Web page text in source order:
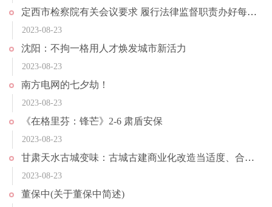
定西市检察院有关会议要求 履行法律监督职责办好每一个案件
2023-08-23
沈阳：不拘一格用人才焕发城市新活力
2023-08-23
南方电网的七夕劫！
2023-08-23
《在格里芬：锋芒》2-6 肃盾安保
2023-08-23
甘肃天水古城变味：古城古建商业化改造当适度、合理丨快评
2023-08-23
董保中(关于董保中简述)